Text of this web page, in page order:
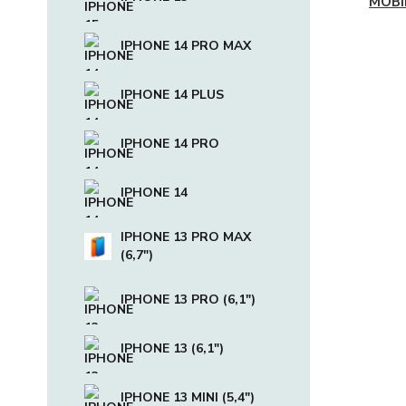
IPHONE 14 PRO MAX
IPHONE 14 PLUS
IPHONE 14 PRO
IPHONE 14
IPHONE 13 PRO MAX
(6,7")
IPHONE 13 PRO (6,1")
IPHONE 13 (6,1")
IPHONE 13 MINI (5,4")